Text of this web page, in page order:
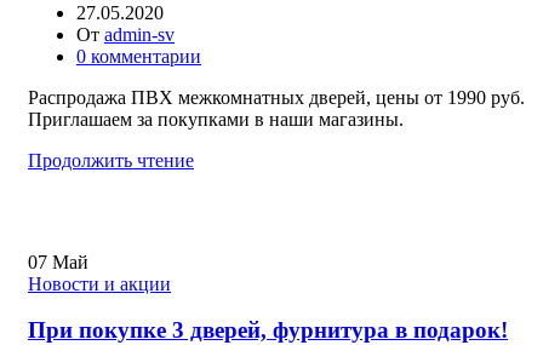
27.05.2020
От admin-sv
0 комментарии
Распродажа ПВХ межкомнатных дверей, цены от 1990 руб.
Приглашаем за покупками в наши магазины.
Продолжить чтение
07 Май
Новости и акции
При покупке 3 дверей, фурнитура в подарок!